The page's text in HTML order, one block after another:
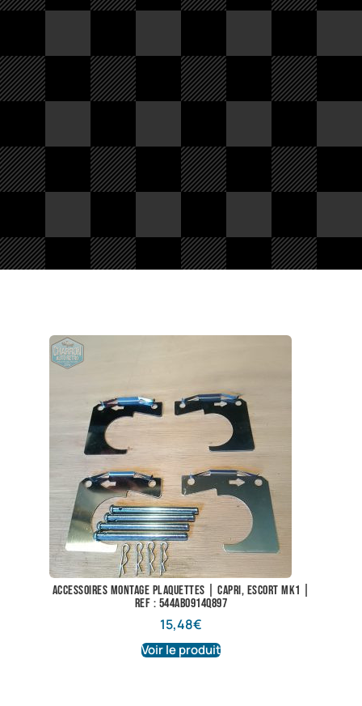
Accessoires montage plaquettes | Capri, Escort Mk1 |
Ref : 544AB0914Q897
15,48€
Voir le produit